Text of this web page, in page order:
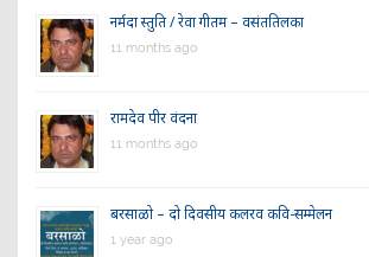
नर्मदा स्तुति / रेवा गीतम – वसंततिलका
11 months ago
रामदेव पीर वंदना
11 months ago
बरसाळो – दो दिवसीय कलरव कवि-सम्मेलन
1 year ago